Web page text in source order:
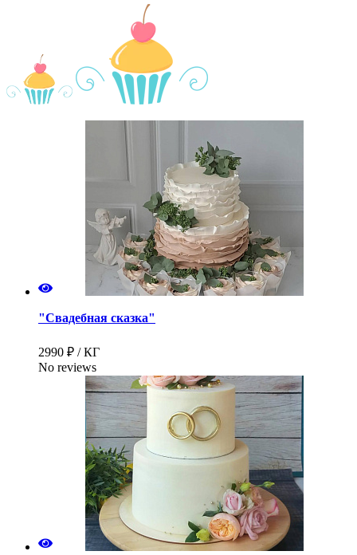
"Свадебная сказка"
2990 ₽ / КГ
No reviews